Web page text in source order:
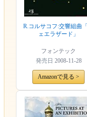
R.コルサコフ:交響組曲
ェエラザード」
フォンテック
発売日 2008-11-28
Amazonで見る >